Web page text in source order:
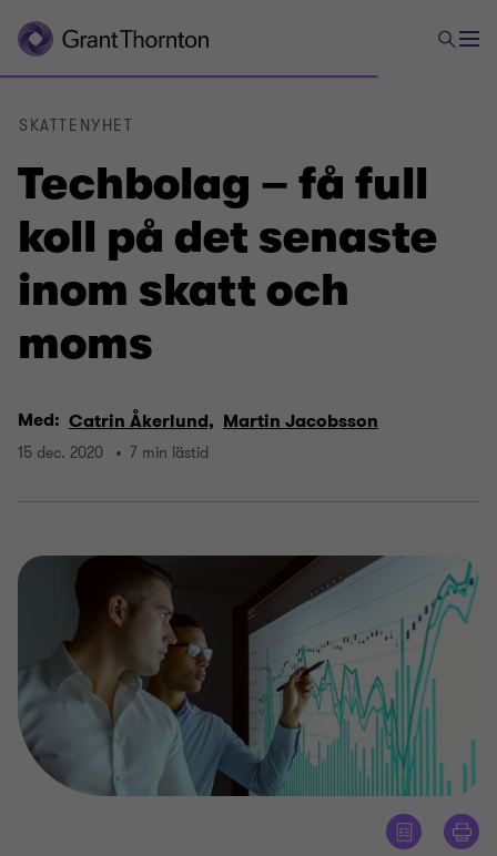
Techbolag – få full
koll på det senaste
inom skatt och
moms
SKATTENYHET
Med: Catrin Åkerlund, Martin Jacobsson
15 dec. 2020 7 min lästid